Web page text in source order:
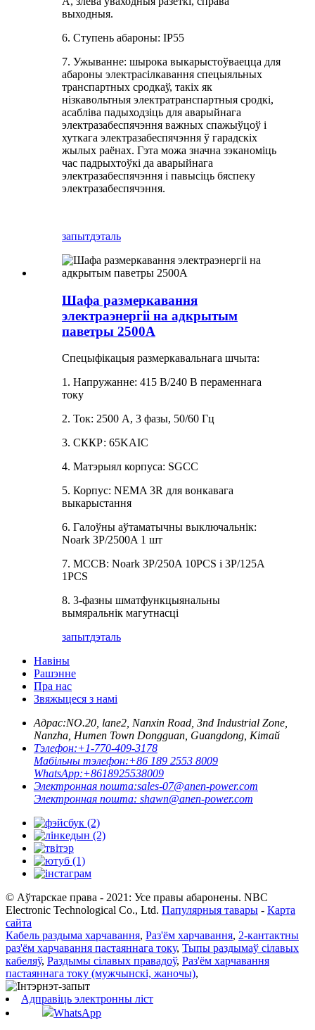
выходныя.
6. Ступень абароны: IP55
7. Ужыванне: шырока выкарыстоўваецца для
абароны электрасілкавання спецыяльных
транспартных сродкаў, такіх як
нізкавольтныя электратранспартныя сродкі,
асабліва падыходзіць для аварыйнага
электразабеспячэння важных спажыўцоў і
хуткага электразабеспячэння ў гарадскіх
жылых раёнах. Гэта можа значна зэканоміць
час падрыхтоўкі да аварыйнага
электразабеспячэння і павысіць бяспеку
электразабеспячэння.
запытдэталь
Шафа размеркавання
электраэнергіі на адкрытым
паветры 2500A
Спецыфікацыя размеркавальнага шчыта:
1. Напружанне: 415 В/240 В пераменнага
току
2. Ток: 2500 А, 3 фазы, 50/60 Гц
3. СККР: 65KAIC
4. Матэрыял корпуса: SGCC
5. Корпус: NEMA 3R для вонкавага
выкарыстання
6. Галоўны аўтаматычны выключальнік:
Noark 3P/2500A 1 шт
7. MCCB: Noark 3P/250A 10PCS і 3P/125A
1PCS
8. 3-фазны шматфункцыянальны
вымяральнік магутнасці
запытдэталь
Навіны
Рашэнне
Пра нас
Звяжыцеся з намі
Адрас:NO.20, lane2, Nanxin Road, 3nd Industrial Zone,
Nanzha, Humen Town Dongguan, Guangdong, Кітай
Тэлефон:+1-770-409-3178
Мабільны тэлефон:+86 189 2553 8009
WhatsApp:+8618925538009
Электронная пошта:sales-07@anen-power.com
Электронная пошта: shawn@anen-power.com
© Аўтарскае права - 2021: Усе правы абаронены. NBC
Electronic Technological Co., Ltd. Папулярныя тавары - Карта
сайта
Кабель раздыма харчавання, Раз'ём харчавання, 2-кантактны
раз'ём харчавання пастаяннага току, Тыпы раздымаў сілавых
кабеляў, Раздымы сілавых правадоў, Раз'ём харчавання
пастаяннага току (мужчынскі, жаночы),
Адправіць электронны ліст
WhatsApp